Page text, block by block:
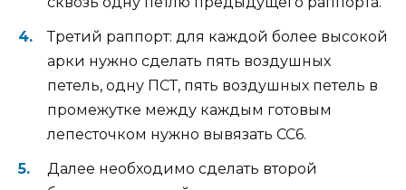
Третий раппорт: для каждой более высокой
арки нужно сделать пять воздушных
петель, одну ПСТ, пять воздушных петель в
промежутке между каждым готовым
лепесточком нужно вывязать СС6.
Далее необходимо сделать второй